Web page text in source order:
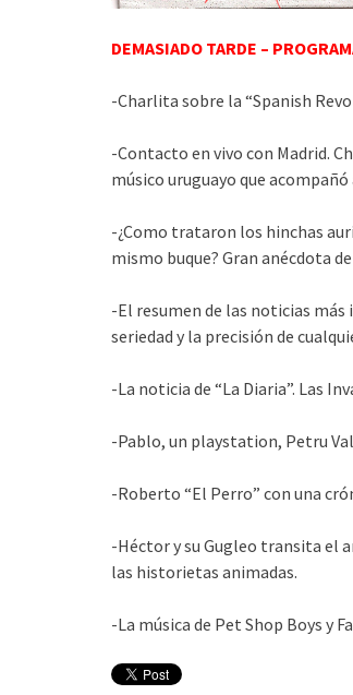
DEMASIADO TARDE –
-Charlita sobre la “Spanish
-Contacto en vivo con Madrid.
músico uruguayo que
-¿Como trataron los hinchas
mismo buque? Gran anécdota
-El resumen de las noticias
seriedad y la precisión de
-La noticia de “La Diaria”. Las
-Pablo, un playstation, Petru
-Roberto “El Perro” con una
-Héctor y su Gugleo transita el
las historietas animadas.
-La música de Pet Shop Boys y